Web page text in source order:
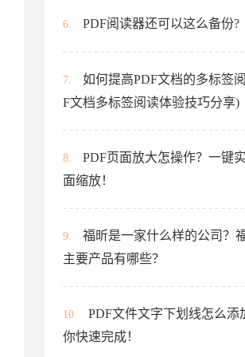
6. PDF阅读器还可以这么备份?
7.
如何提高PDF文档的多标签
F文档多标签阅读体验技巧分享)
8.
PDF页面放大怎操作？一键
面缩放！
9.
福昕是一家什么样的公司？
主要产品有哪些？
10.
PDF文件文字下划线怎么添
你快速完成！